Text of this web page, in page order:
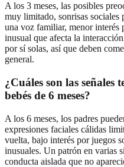
A los 3 meses, las posibles
muy limitado, sonrisas sociales
una voz familiar, menor interés
inusual que afecta la
por sí solas, así que deben
general.
¿Cuáles son las señales
bebés de 6 meses?
A los 6 meses, los padres
expresiones faciales cálidas
vuelta, bajo interés por juegos
inusuales. Un patrón en varias
conducta aislada que no